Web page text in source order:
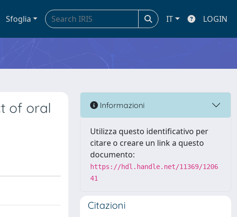
Sfoglia IT LOGIN
of oral
Informazioni
Utilizza questo identificativo per
citare o creare un link a questo
documento:
https://hdl.handle.net/11369/1206
41
Citazioni